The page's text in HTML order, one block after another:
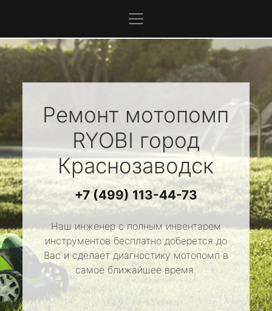
Ремонт мотопомп
RYOBI город
Краснозаводск
+7 (499) 113-44-73
Наш инженер с полным инвентарем
инструментов бесплатно доберется до
Вас и сделает диагностику мотопомп в
самое ближайшее время.